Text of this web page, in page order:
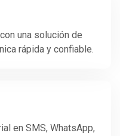
una solución de
rápida y confiable.
en SMS, WhatsApp,